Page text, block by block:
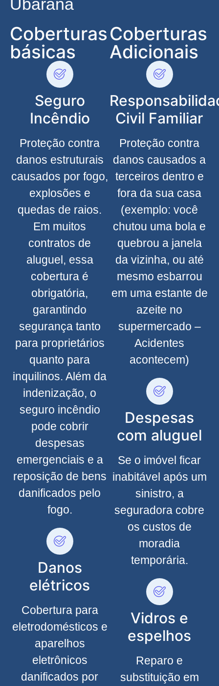
Coberturas
básicas
Seguro
Incêndio
Proteção contra
danos estruturais
causados por fogo,
explosões e
quedas de raios.
Em muitos
contratos de
aluguel, essa
cobertura é
obrigatória,
garantindo
segurança tanto
para proprietários
quanto para
inquilinos. Além da
indenização, o
seguro incêndio
pode cobrir
despesas
emergenciais e a
reposição de bens
danificados pelo
fogo.
Danos
elétricos
Cobertura para
eletrodomésticos e
aparelhos
eletrônicos
danificados por
Coberturas
Adicionais
Civil Familiar
Proteção contra
danos causados a
terceiros dentro e
fora da sua casa
(exemplo: você
chutou uma bola e
quebrou a janela
da vizinha, ou até
mesmo esbarrou
em uma estante de
azeite no
supermercado –
Acidentes
acontecem)
Despesas
com aluguel
Se o imóvel ficar
inabitável após um
sinistro, a
seguradora cobre
os custos de
moradia
temporária.
Vidros e
espelhos
Reparo e
substituição em